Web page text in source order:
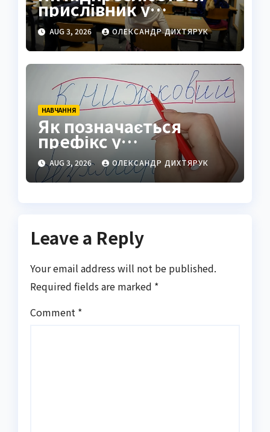
прислівник у
синтаксичному
розборі
AUG 3, 2026 ОЛЕКСАНДР ДИХТЯРУК
НАВЧАННЯ
Як позначається
префікс у
морфемному розборі
слова
AUG 3, 2026 ОЛЕКСАНДР ДИХТЯРУК
Leave a Reply
Your email address will not be published.
Required fields are marked *
Comment *